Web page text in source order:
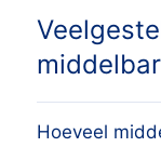
Hoeveel